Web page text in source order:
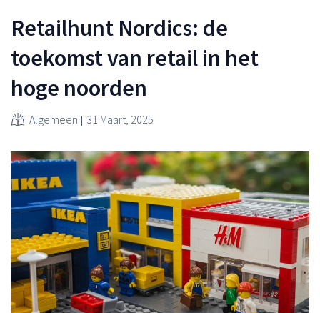
Retailhunt Nordics: de
toekomst van retail in het
hoge noorden
Algemeen 31 Maart, 2025